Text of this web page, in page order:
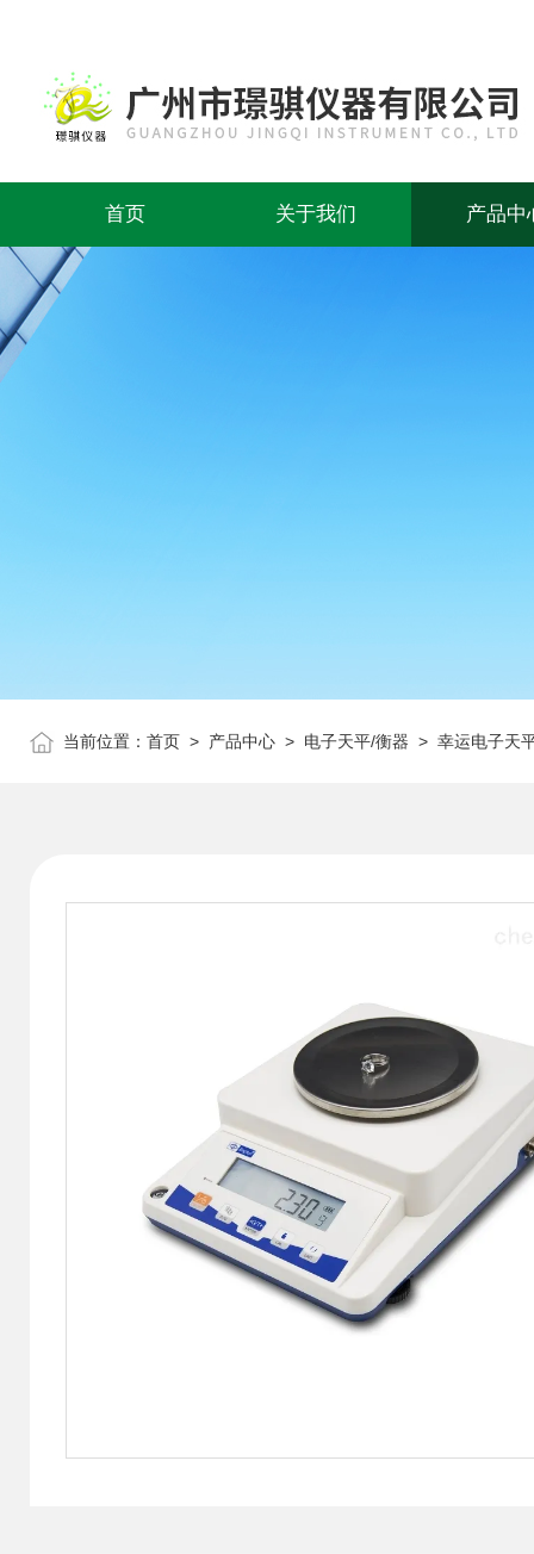
首页 关于我们 产品中
当前位置： 首页 > 产品中心 > 电子天平/衡器 > 幸运电子天